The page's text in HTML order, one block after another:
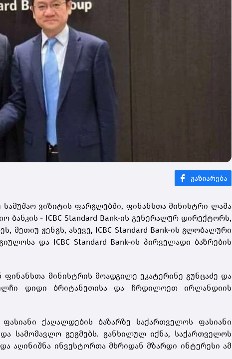
ვიზიტის ფარგლებში, ფინანსთა მინისტრი ლაშა
- ICBC Standard Bank-ის გენერალურ დირექტორს,
ჟენგს, ასევე, ICBC Standard Bank-ის გლობალური
და ICBC Standard Bank-ის პირველადი ბაზრების
მინისტრის მოადგილე ეკატერინე გუნცაძე და
დიდი ბრიტანეთისა და ჩრდილოეთ ირლანდიის
ქაღალდების ბაზარზე საქართველოს ფასიანი
სამომავლო გეგმებს. განხილულ იქნა, საქართველოს
აღინიშნა ინვესტორთა მხრიდან მზარდი ინტერესი ამ